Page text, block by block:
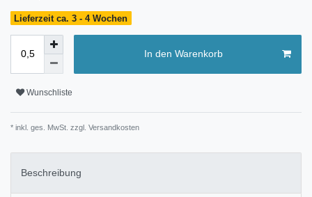
Lieferzeit ca. 3 - 4 Wochen
In den Warenkorb
Wunschliste
* inkl. ges. MwSt. zzgl. Versandkosten
Beschreibung